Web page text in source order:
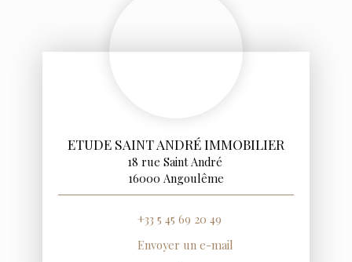
ETUDE SAINT ANDRÉ IMMOBILIER
18 rue Saint André
16000 Angoulême
+33 5 45 69 20 49
Envoyer un e-mail